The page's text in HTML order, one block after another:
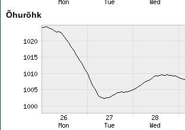
Õhurõhk